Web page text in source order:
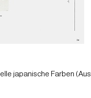
japanische Farben